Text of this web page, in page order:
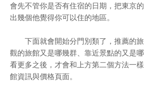
會先不管你是否有住宿的日期，把東京
出幾個他覺得你可以住的地區。
下面就會開始分門別類了，推薦的旅
觀的旅館又是哪幾群、靠近景點的又是
看更多之後，才會和上方第二個方法一
館資訊與價格頁面。